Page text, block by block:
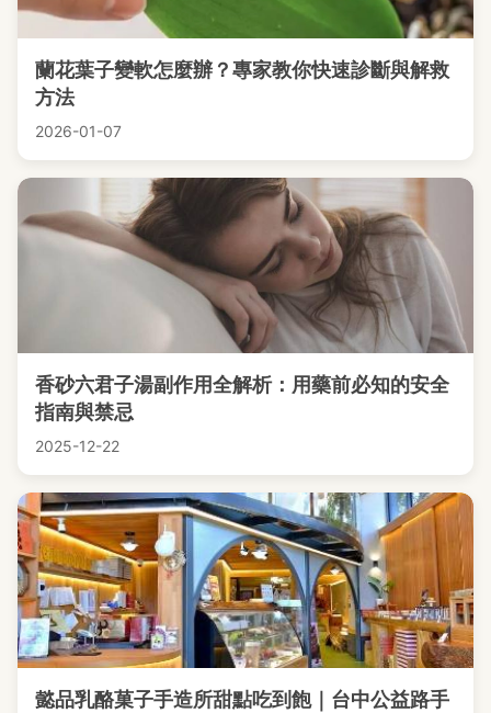
蘭花葉子變軟怎麼辦？專家教你快速診斷與解救
方法
2026-01-07
香砂六君子湯副作用全解析：用藥前必知的安全
指南與禁忌
2025-12-22
懿品乳酪菓子手造所甜點吃到飽｜台中公益路手